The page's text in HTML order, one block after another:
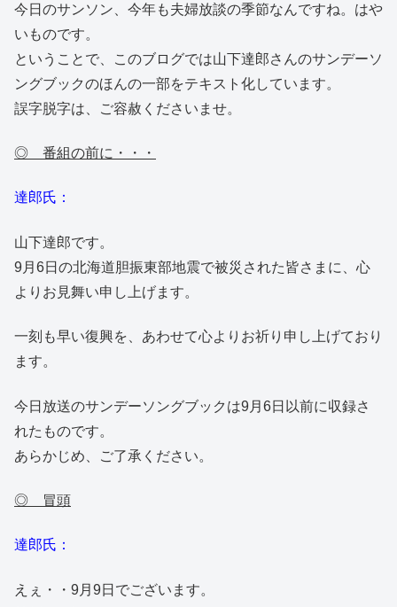
今日のサンソン、今年も夫婦放談の季節なんですね。はや
いものです。
ということで、このブログでは山下達郎さんのサンデーソ
ングブックのほんの一部をテキスト化しています。
誤字脱字は、ご容赦くださいませ。
◎ 番組の前に・・・
達郎氏：
山下達郎です。
9月6日の北海道胆振東部地震で被災された皆さまに、心
よりお見舞い申し上げます。
一刻も早い復興を、あわせて心よりお祈り申し上げており
ます。
今日放送のサンデーソングブックは9月6日以前に収録さ
れたものです。
あらかじめ、ご了承ください。
◎ 冒頭
達郎氏：
えぇ・・9月9日でございます。